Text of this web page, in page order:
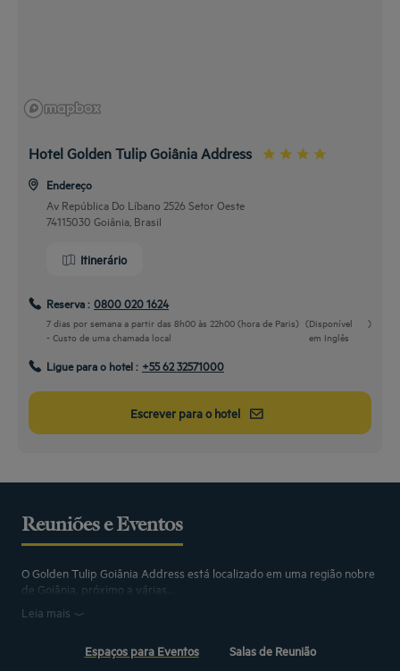
Hotel Golden Tulip Goiânia Address
Endereço
Av República Do Líbano 2526 Setor Oeste
74115030 Goiânia, Brasil
Itinerário
Reserva : 0800 020 1624
7 dias por semana a partir das 8h00 às 22h00 (hora de Paris)
- Custo de uma chamada local
(Disponível
em Inglês
)
Ligue para o hotel : +55 62 32571000
Escrever para o hotel
Reuniões e Eventos
O Golden Tulip Goiânia Address está localizado em uma região nobre
de Goiânia, próximo a várias...
Leia mais
Espaços para Eventos Salas de Reunião